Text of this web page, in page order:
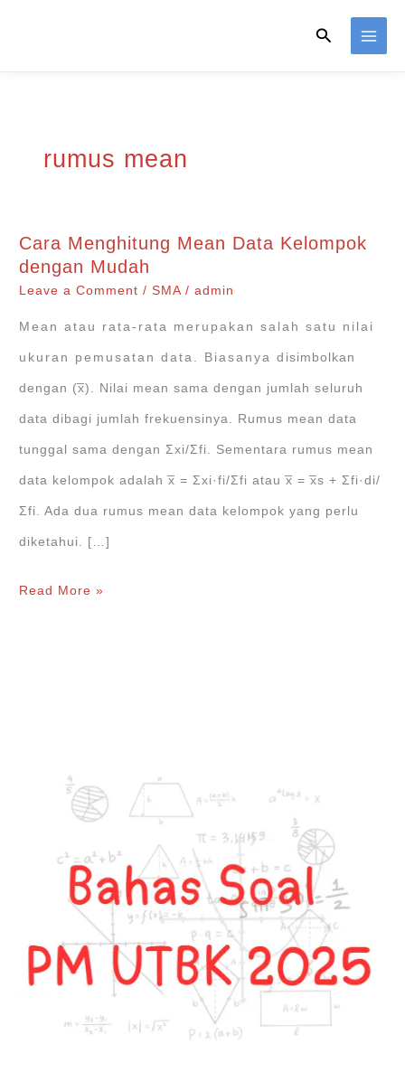
Search
rumus mean
Cara Menghitung Mean Data Kelompok
dengan Mudah
Leave a Comment /SMA/admin
Mean atau rata-rata merupakan salah satu nilai
ukuran pemusatan data. Biasanya disimbolkan
dengan (x̅). Nilai mean sama dengan jumlah seluruh
data dibagi jumlah frekuensinya. Rumus mean data
tunggal sama dengan Ʃxi/Ʃfi. Sementara rumus mean
data kelompok adalah x̅ = Ʃxi·fi/Ʃfi atau x̅ = x̅s + Ʃfi·di/
Ʃfi. Ada dua rumus mean data kelompok yang perlu
diketahui. […]
Cara
Read More »